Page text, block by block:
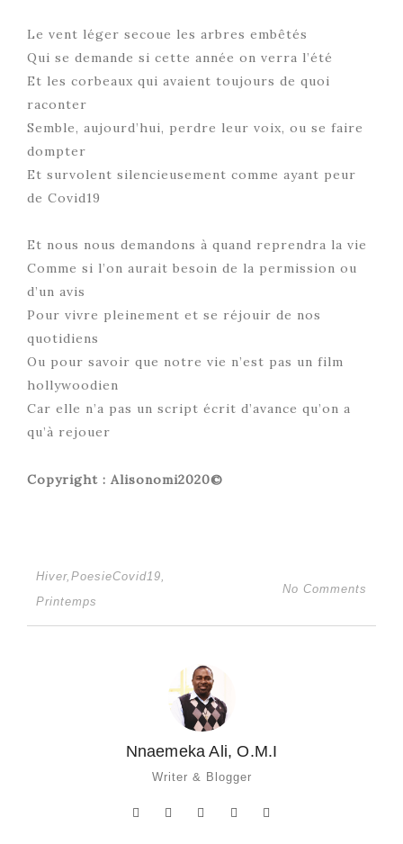
Le vent léger secoue les arbres embêtés
Qui se demande si cette année on verra l’été
Et les corbeaux qui avaient toujours de quoi
raconter
Semble, aujourd’hui, perdre leur voix, ou se faire
dompter
Et survolent silencieusement comme ayant peur
de Covid19
Et nous nous demandons à quand reprendra la vie
Comme si l’on aurait besoin de la permission ou
d’un avis
Pour vivre pleinement et se réjouir de nos
quotidiens
Ou pour savoir que notre vie n’est pas un film
hollywoodien
Car elle n’a pas un script écrit d’avance qu’on a
qu’à rejouer
Copyright : Alisonomi2020©
Hiver, PoesieCovid19,
Printemps
No Comments
Nnaemeka Ali, O.M.I
Writer & Blogger